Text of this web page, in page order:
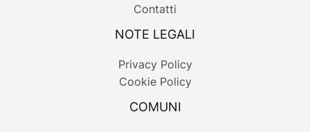
Contatti
NOTE LEGALI
Privacy Policy
Cookie Policy
COMUNI